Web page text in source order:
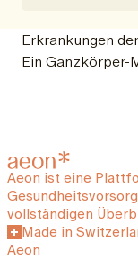
Erkrankungen
Ein Ganzkörper-
Aeon ist eine
vollständigen
Made in
Aeon